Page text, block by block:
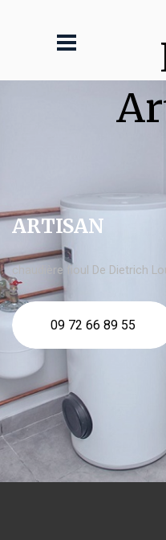
ARTISAN
chaudière fioul De Dietrich
09 72 66 89 55